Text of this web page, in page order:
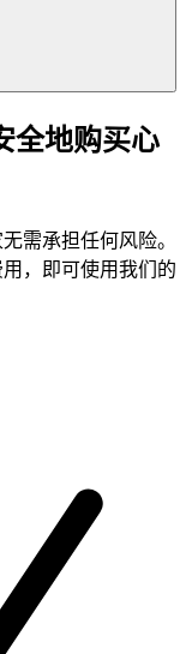
全地购买心
需承担任何风险。
，即可使用我们的